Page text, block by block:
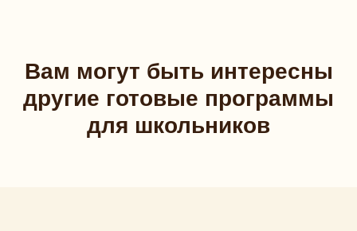
Вам могут быть интересны
другие готовые программы
для школьников